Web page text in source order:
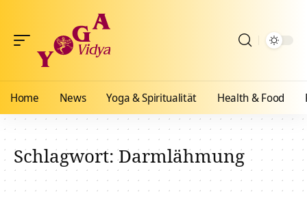
Home News Yoga & Spiritualität Health & Food
Schlagwort:Darmlähmung